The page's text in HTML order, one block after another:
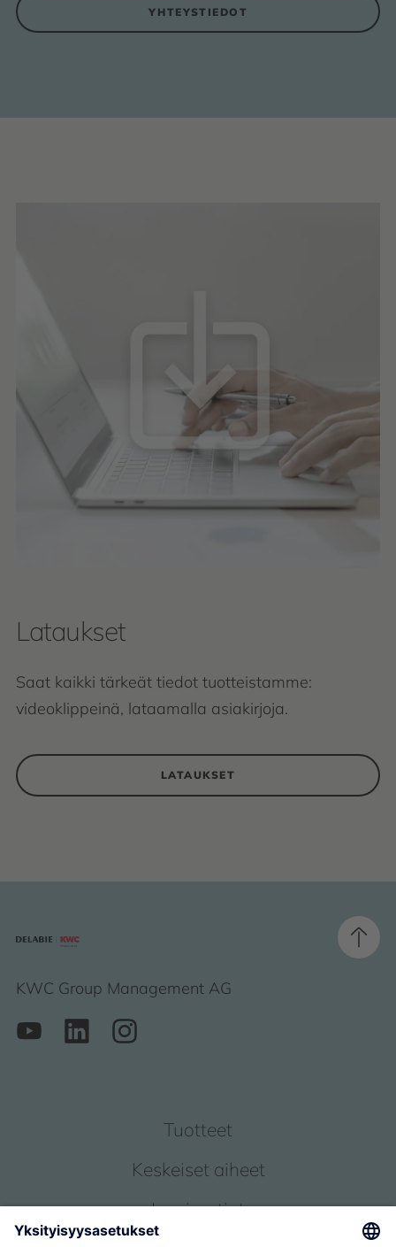
YHTEYSTIEDOT
Lataukset
Saat kaikki tärkeät tiedot tuotteistamme:
videoklippeinä, lataamalla asiakirjoja.
LATAUKSET
KWC Group Management AG
Tuotteet
Keskeiset aiheet
Inspiraatiot